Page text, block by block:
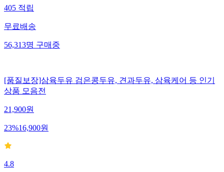
405적립
무료배송
56,313명구매중
[품질보장]삼육두유 검은콩두유, 견과두유, 삼육케어 등 인기
상품 모음전
21,900원
23%16,900원
4.8